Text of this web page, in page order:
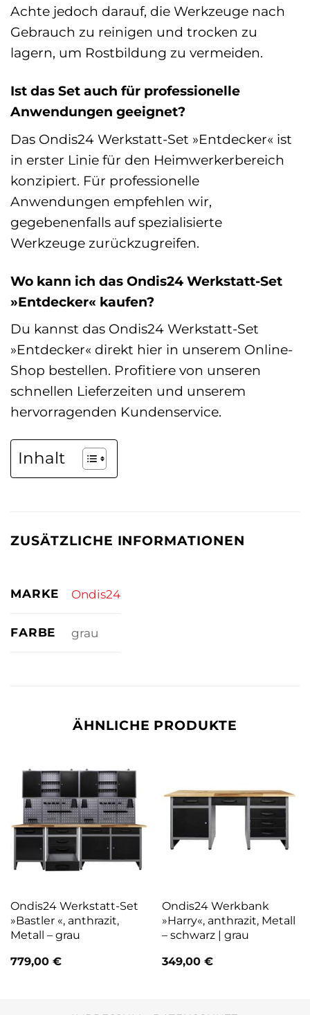
Achte jedoch darauf, die Werkzeuge nach
Gebrauch zu reinigen und trocken zu
lagern, um Rostbildung zu vermeiden.
Ist das Set auch für professionelle
Anwendungen geeignet?
Das Ondis24 Werkstatt-Set »Entdecker« ist
in erster Linie für den Heimwerkerbereich
konzipiert. Für professionelle
Anwendungen empfehlen wir,
gegebenenfalls auf spezialisierte
Werkzeuge zurückzugreifen.
Wo kann ich das Ondis24 Werkstatt-Set
»Entdecker« kaufen?
Du kannst das Ondis24 Werkstatt-Set
»Entdecker« direkt hier in unserem Online-
Shop bestellen. Profitiere von unseren
schnellen Lieferzeiten und unserem
hervorragenden Kundenservice.
Inhalt
ZUSÄTZLICHE INFORMATIONEN
MARKE Ondis24
FARBE grau
ÄHNLICHE PRODUKTE
Ondis24 Werkstatt-Set
»Bastler «, anthrazit,
Metall – grau
779,00 €
Ondis24 Werkbank
»Harry«, anthrazit, Metall
– schwarz | grau
349,00 €